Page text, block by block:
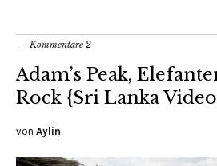
Kommentare 2
Adam’s Peak,
Rock {Sri Lanka
von Aylin